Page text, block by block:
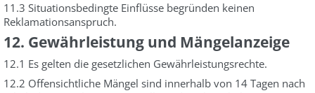
11.3 Situationsbedingte Einflüsse begründen keinen
Reklamationsanspruch.
12. Gewährleistung und Mängelanzeige
12.1 Es gelten die gesetzlichen Gewährleistungsrechte.
12.2 Offensichtliche Mängel sind innerhalb von 14 Tagen nach